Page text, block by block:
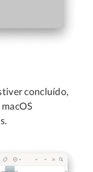
concluído,